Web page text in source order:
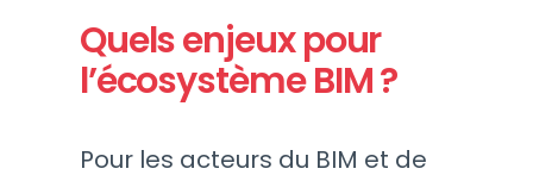
Quels enjeux pour
l’écosystème BIM ?
Pour les acteurs du BIM et de